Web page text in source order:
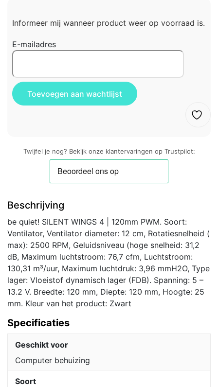
Informeer mij wanneer product weer op voorraad is.
E-mailadres
Twijfel je nog? Bekijk onze klantervaringen op Trustpilot:
Beschrijving
be quiet! SILENT WINGS 4 | 120mm PWM. Soort:
Ventilator, Ventilator diameter: 12 cm, Rotatiesnelheid (
max): 2500 RPM, Geluidsniveau (hoge snelheid: 31,2
dB, Maximum luchtstroom: 76,7 cfm, Luchtstroom:
130,31 m³/uur, Maximum luchtdruk: 3,96 mmH2O, Type
lager: Vloeistof dynamisch lager (FDB). Spanning: 5 –
13.2 V. Breedte: 120 mm, Diepte: 120 mm, Hoogte: 25
mm. Kleur van het product: Zwart
Specificaties
Geschikt voor
Computer behuizing
Soort